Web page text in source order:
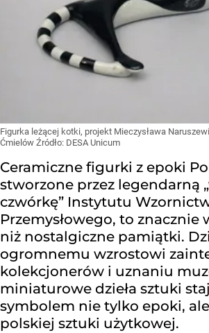
Figurka leżącej kotki, projekt Mieczysława
Ćmielów Źródło: DESA Unicum
Ceramiczne figurki z epoki
stworzone przez legendarną
czwórkę” Instytutu
Przemysłowego, to znacznie
niż nostalgiczne pamiątki.
ogromnemu wzrostowi
kolekcjonerów i uznaniu
miniaturowe dzieła sztuki
symbolem nie tylko epoki,
polskiej sztuki użytkowej.